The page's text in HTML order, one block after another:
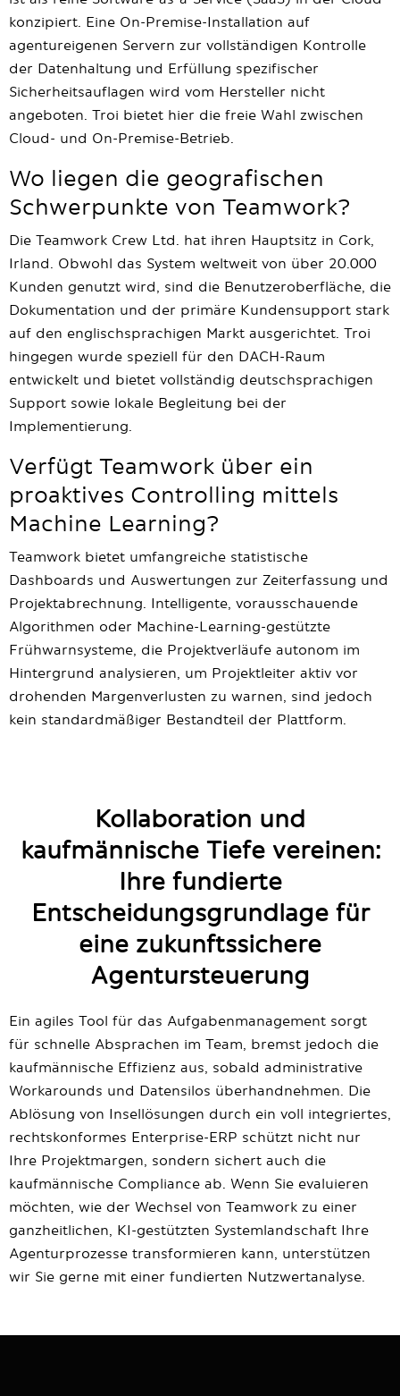
konzipiert. Eine On-Premise-Installation auf
agentureigenen Servern zur vollständigen Kontrolle
der Datenhaltung und Erfüllung spezifischer
Sicherheitsauflagen wird vom Hersteller nicht
angeboten. Troi bietet hier die freie Wahl zwischen
Cloud- und On-Premise-Betrieb.
Wo liegen die geografischen
Schwerpunkte von Teamwork?
Die Teamwork Crew Ltd. hat ihren Hauptsitz in Cork,
Irland. Obwohl das System weltweit von über 20.000
Kunden genutzt wird, sind die Benutzeroberfläche, die
Dokumentation und der primäre Kundensupport stark
auf den englischsprachigen Markt ausgerichtet. Troi
hingegen wurde speziell für den DACH-Raum
entwickelt und bietet vollständig deutschsprachigen
Support sowie lokale Begleitung bei der
Implementierung.
Verfügt Teamwork über ein
proaktives Controlling mittels
Machine Learning?
Teamwork bietet umfangreiche statistische
Dashboards und Auswertungen zur Zeiterfassung und
Projektabrechnung. Intelligente, vorausschauende
Algorithmen oder Machine-Learning-gestützte
Frühwarnsysteme, die Projektverläufe autonom im
Hintergrund analysieren, um Projektleiter aktiv vor
drohenden Margenverlusten zu warnen, sind jedoch
kein standardmäßiger Bestandteil der Plattform.
Kollaboration und
kaufmännische Tiefe vereinen:
Ihre fundierte
Entscheidungsgrundlage für
eine zukunftssichere
Agentursteuerung
Ein agiles Tool für das Aufgabenmanagement sorgt
für schnelle Absprachen im Team, bremst jedoch die
kaufmännische Effizienz aus, sobald administrative
Workarounds und Datensilos überhandnehmen. Die
Ablösung von Insellösungen durch ein voll integriertes,
rechtskonformes Enterprise-ERP schützt nicht nur
Ihre Projektmargen, sondern sichert auch die
kaufmännische Compliance ab. Wenn Sie evaluieren
möchten, wie der Wechsel von Teamwork zu einer
ganzheitlichen, KI-gestützten Systemlandschaft Ihre
Agenturprozesse transformieren kann, unterstützen
wir Sie gerne mit einer fundierten Nutzwertanalyse.